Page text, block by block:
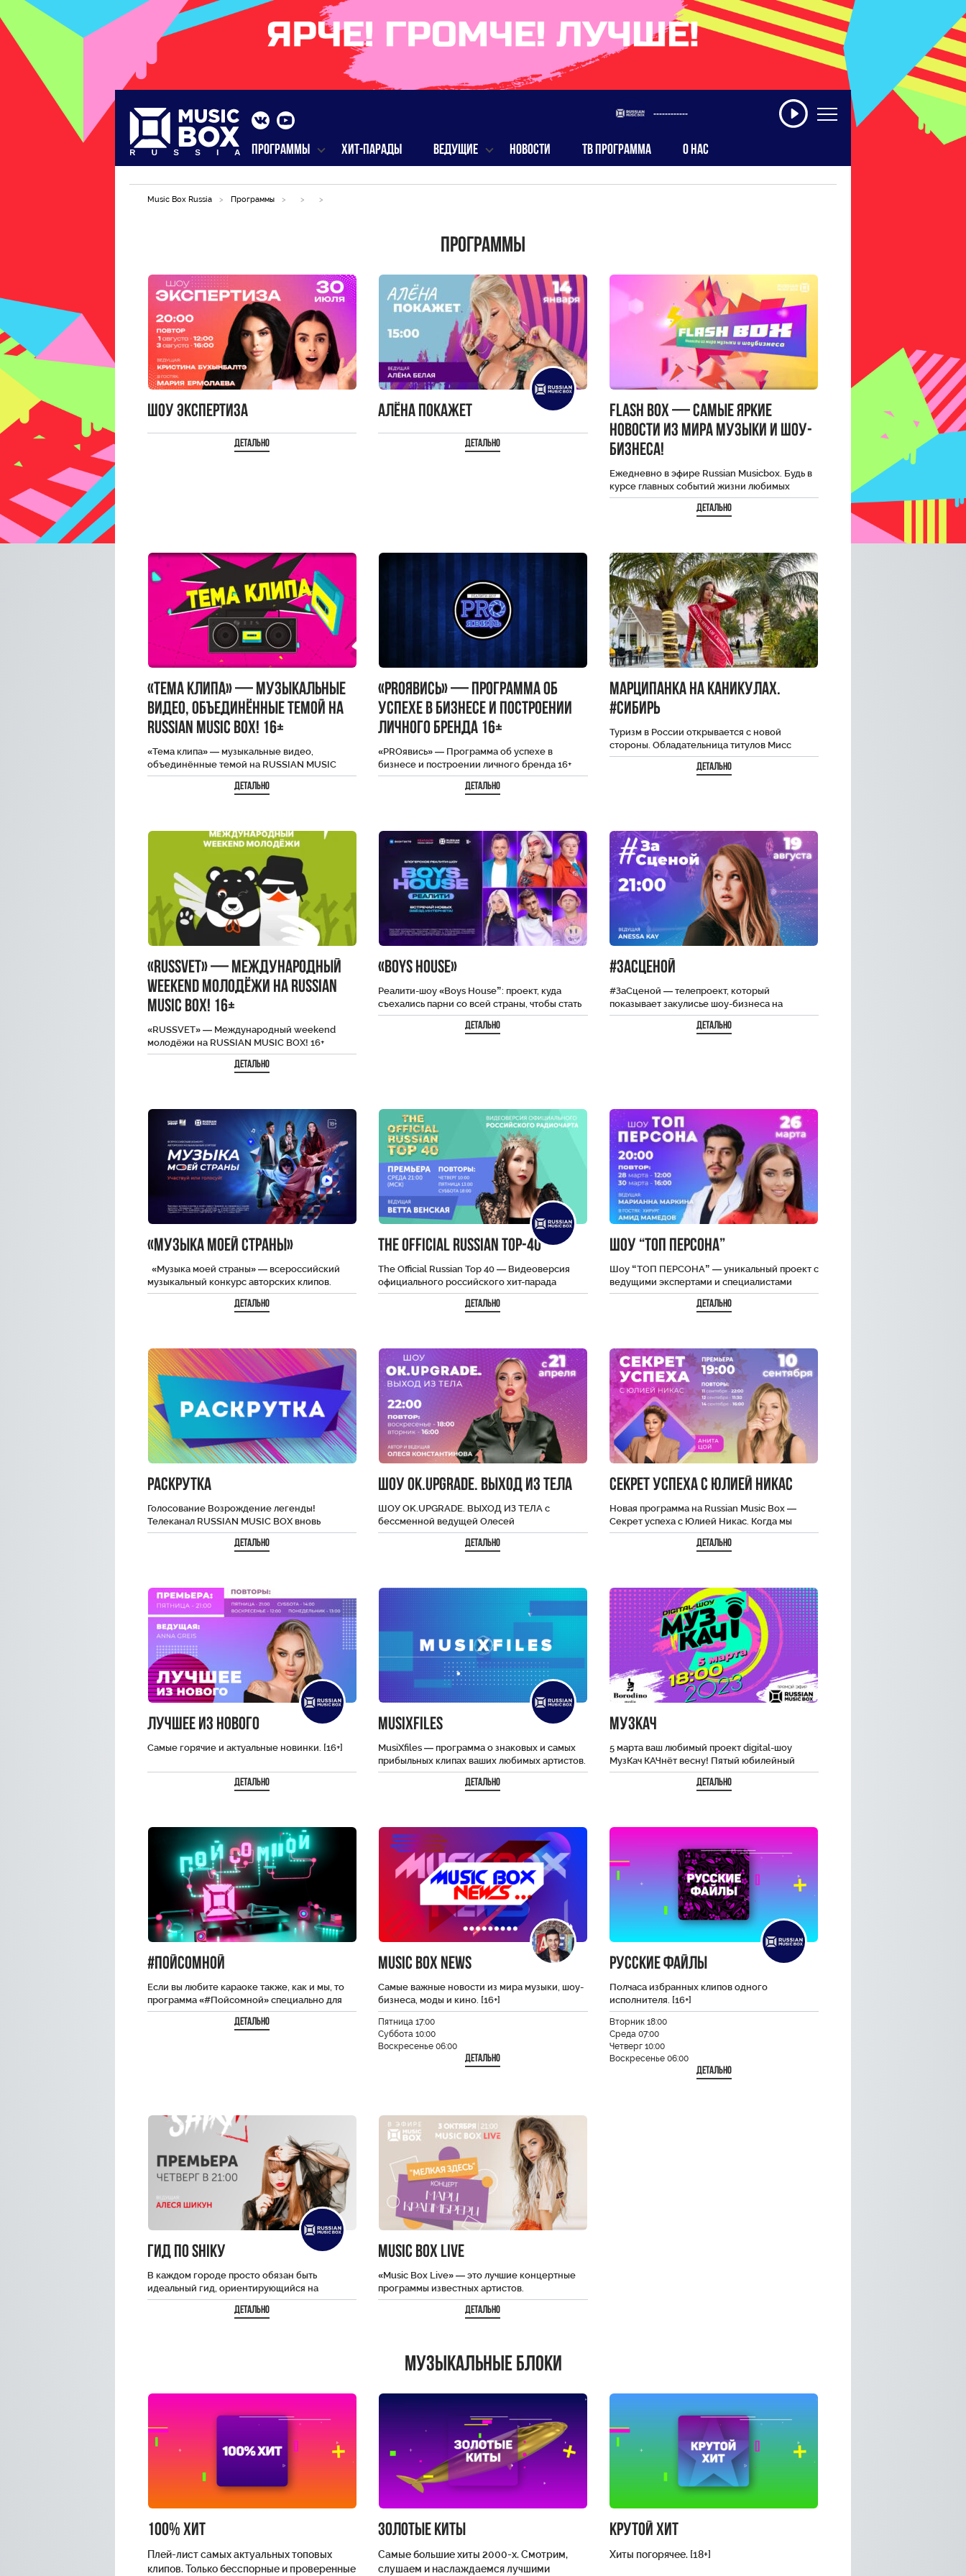
------------
ПРОГРАММЫ ХИТ-ПАРАДЫ ВЕДУЩИЕ НОВОСТИ ТВ ПРОГРАММА О НАС
Music Box Russia > Программы > > >
Программы
Шоу Экспертиза
Детально
Алёна Покажет
Детально
Flash Box — самые яркие
новости из мира музыки и шоу-
бизнеса!
Ежедневно в эфире Russian Musicbox. Будь в
курсе главных событий жизни любимых
селебрити.
Детально
«Тема клипа» — музыкальные
видео, объединённые темой на
RUSSIAN MUSIC BOX! 16+
«Тема клипа» — музыкальные видео,
объединённые темой на RUSSIAN MUSIC
BOX! 16+
Детально
«PROявись» — Программа об
успехе в бизнесе и построении
личного бренда 16+
«PROявись» — Программа об успехе в
бизнесе и построении личного бренда 16+
Детально
Марципанка на каникулах.
#Сибирь
Туризм в России открывается с новой
стороны. Обладательница титулов Мисс
Европа и Мисс Туризм Крыма — Телеведущая
Татьяна Федорищева…Детально
«RUSSVET» — Международный
weekend молодёжи на RUSSIAN
MUSIC BOX! 16+
«RUSSVET» — Международный weekend
молодёжи на RUSSIAN MUSIC BOX! 16+
Детально
«BOYS HOUSE»
Реалити-шоу «Boys House”: проект, куда
съехались парни со всей страны, чтобы стать
новыми звёздами социальных сетей. До
Детально
#ЗаСценой
#ЗаСценой — телепроект, который
показывает закулисье шоу-бизнеса на
примере певицы Анессы Kay. Анесса покажет
подготовку к большому концерту!
Детально
«Музыка моей страны»
«Музыка моей страны» — всероссийский
музыкальный конкурс авторских клипов.
Организаторы проекта – телеканалы Большой
эфир Триколора и RUSSIAN…
Детально
The Official Russian Top-40
The Official Russian Top 40 — Видеоверсия
официального российского хит-парада
радиостанций по версии портала TOPHIT.
Клипы на 40 самых…Детально
Шоу “ТОП ПЕРСОНА”
Шоу “ТОП ПЕРСОНА” — уникальный проект с
ведущими экспертами и специалистами
разных областей. Каждая программа — это
Детально
РАСКРУТКА
Голосование Возрождение легенды!
Телеканал RUSSIAN MUSIC BOX вновь
запускает проект «Раскрутка», который даёт
шанс для молодых исполнителей
Детально
ШОУ OK.UPGRADE. ВЫХОД ИЗ ТЕЛА
ШОУ OK.UPGRADE. ВЫХОД ИЗ ТЕЛА с
бессменной ведущей Олесей
Константиновой в 4-м сезоне традиционно
соберет интересных героев и
Детально
Секрет Успеха с Юлией Никас
Новая программа на Russian Music Box —
Секрет успеха с Юлией Никас. Когда мы
видим, известного человека на экране…
Детально
Лучшее из нового
Самые горячие и актуальные новинки. [16+]
Детально
MusiXfiles
MusiXfiles — программа о знаковых и самых
прибыльных клипах ваших любимых артистов.
С нашей ведущей вы узнаете все
Детально
МузКач
5 марта ваш любимый проект digital-шоу
МузКач КАЧнёт весну! Пятый юбилейный
выпуск мега-масштабного телевизионного
концерта состоится 5 марта в…
Детально
#пойсомной
Если вы любите караоке также, как и мы, то
программа «#Пойсомной» специально для
вас. Вы услышите только хиты, и…
Детально
Music Box News
Самые важные новости из мира музыки, шоу-
бизнеса, моды и кино. [16+]
Пятница 17:00
Суббота 10:00
Воскресенье 06:00
Детально
Русские файлы
Полчаса избранных клипов одного
исполнителя. [16+]
Вторник 18:00
Среда 07:00
Четверг 10:00
Воскресенье 06:00
Детально
Гид по SHiKу
В каждом городе просто обязан быть
идеальный гид, ориентирующийся на
местности! А что если интересные локации
уже давно изучены…Детально
Music Box Live
«Music Box Live» — это лучшие концертные
программы известных артистов.
Качественный звук, профессиональная
съёмка и энергетика зала. Теперь не…
Детально
Музыкальные блоки
100% хит
Плей-лист самых актуальных топовых
клипов. Только бесспорные и проверенные
Золотые киты
Самые большие хиты 2000-х. Смотрим,
слушаем и наслаждаемся лучшими
Крутой хит
Хиты погорячее. [18+]